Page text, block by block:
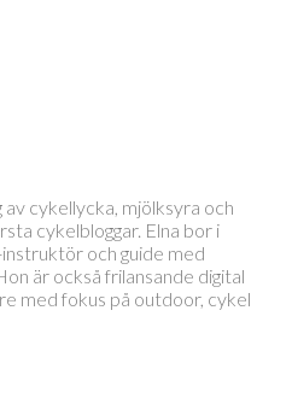
cykellycka, mjölksyra och
cykelbloggar. Elna bor i
och guide med
är också frilansande digital
med fokus på outdoor, cykel